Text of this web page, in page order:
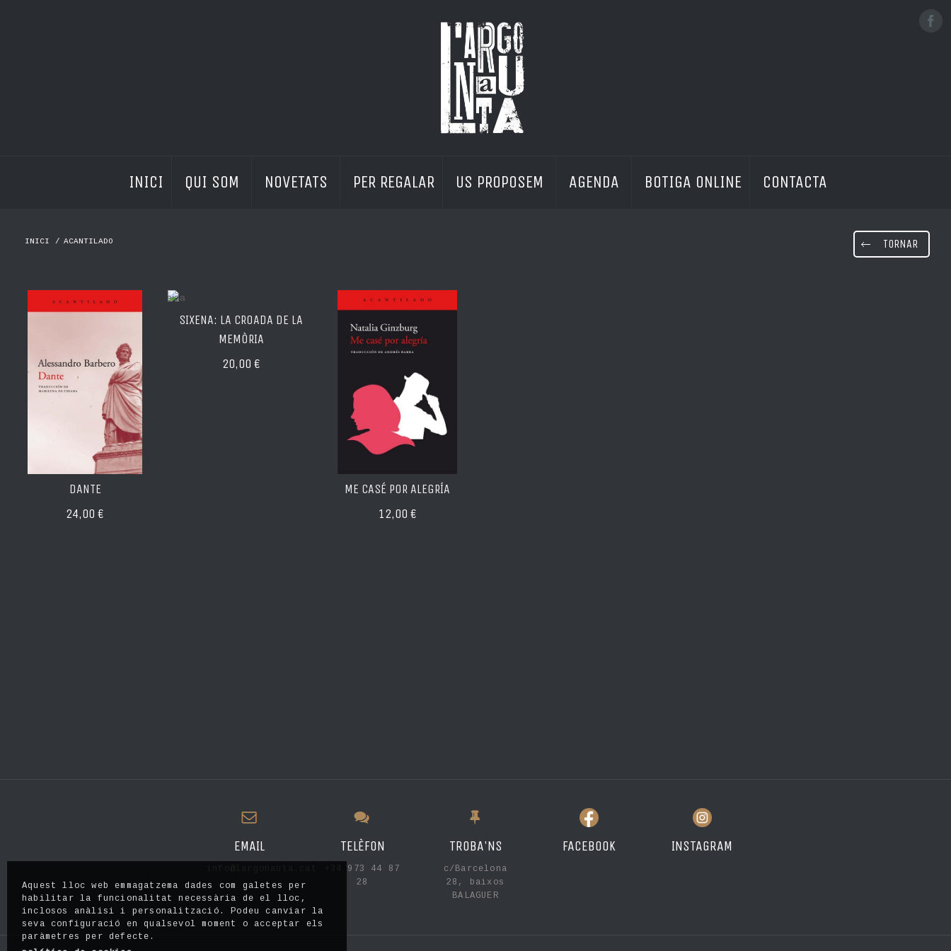
INICI QUI SOM NOVETATS PER REGALAR US PROPOSEM AGENDA BOTIGA ONLINE CONTACTA
INICI / ACANTILADO TORNAR
DANTE
24,00 €
SIXENA: LA CROADA DE LA
MEMÒRIA
20,00 €
ME CASÉ POR ALEGRÍA
12,00 €
EMAIL TELÈFON
+34 973 44 87
28
TROBA'NS
c/Barcelona
28, baixos
BALAGUER
FACEBOOK INSTAGRAM
Aquest lloc web emmagatzema dades com galetes per
habilitar la funcionalitat necessària de el lloc,
inclosos anàlisi i personalització. Podeu canviar la
seva configuració en qualsevol moment o acceptar els
paràmetres per defecte.